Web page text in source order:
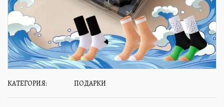
КАТЕГОРИЯ: ПОДАРКИ